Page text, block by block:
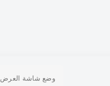
وضع شاشة العرض